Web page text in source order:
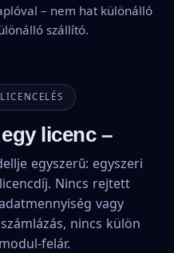
– nem hat különálló
szállító.
licenc –
egyszerű: egyszeri
Nincs rejtett
vagy
nincs külön
felár.